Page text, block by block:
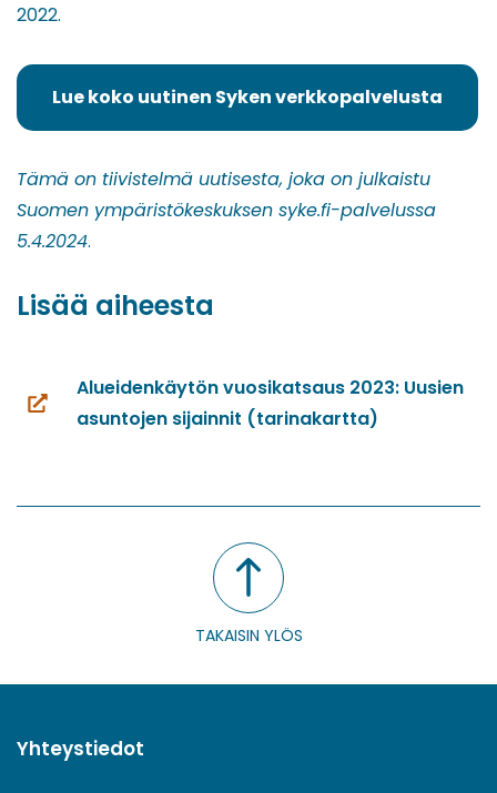
2022.
Lue koko uutinen Syken verkkopalvelusta
(siirryt
palveluun)
Tämä on tiivistelmä uutisesta, joka on julkaistu
Suomen ympäristökeskuksen syke.fi-palvelussa
5.4.2024.
Lisää aiheesta
Alueidenkäytön vuosikatsaus 2023: Uusien
asuntojen sijainnit (tarinakartta)
(siirryt
TAKAISIN YLÖS
Yhteystiedot